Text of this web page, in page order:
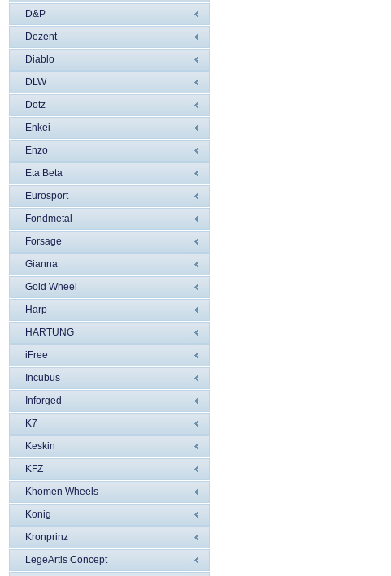
D&P
Dezent
Diablo
DLW
Dotz
Enkei
Enzo
Eta Beta
Eurosport
Fondmetal
Forsage
Gianna
Gold Wheel
Harp
HARTUNG
iFree
Incubus
Inforged
K7
Keskin
KFZ
Khomen Wheels
Konig
Kronprinz
LegeArtis Concept